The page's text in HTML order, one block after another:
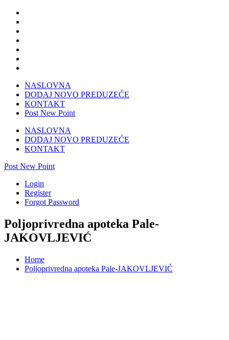
NASLOVNA
DODAJ NOVO PREDUZEĆE
KONTAKT
Post New Point
NASLOVNA
DODAJ NOVO PREDUZEĆE
KONTAKT
Post New Point
Login
Register
Forgot Password
Poljoprivredna apoteka Pale-
JAKOVLJEVIĆ
Home
Poljoprivredna apoteka Pale-JAKOVLJEVIĆ